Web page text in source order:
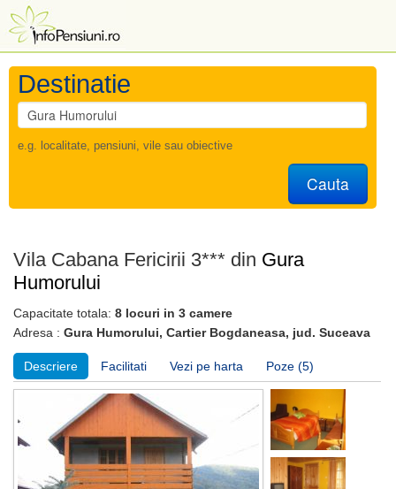
Destinatie
e.g. localitate, pensiuni, vile sau obiective
Cauta
Vila Cabana Fericirii 3*** din Gura
Humorului
Capacitate totala: 8 locuri in 3 camere
Adresa : Gura Humorului, Cartier Bogdaneasa, jud. Suceava
Descriere Facilitati Vezi pe harta Poze (5)